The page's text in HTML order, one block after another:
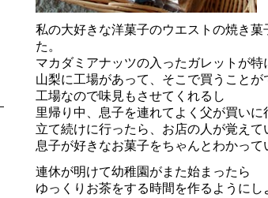
私の大好きな洋菓子のウエストの焼き
た。
マカダミアナッツの入ったガレットが特
山梨に工場があって、そこで買うことが
工場なので味見もさせてくれるし
里帰り中、息子を連れてよく父が買いに
立て続けに行ったら、お店の人が覚えて
息子が好きなお菓子をちゃんとわかって
連休が明けて幼稚園がまた始まったら
ゆっくりお茶をする時間を作るようにし